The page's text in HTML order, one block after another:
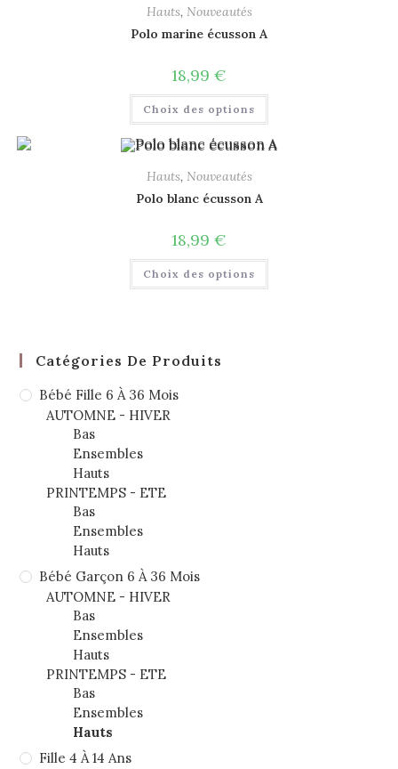
Hauts, Nouveautés
Polo marine écusson A
18,99 €
Choix des options
Hauts, Nouveautés
Polo blanc écusson A
18,99 €
Choix des options
Catégories De Produits
Bébé Fille 6 À 36 Mois
AUTOMNE - HIVER
Bas
Ensembles
Hauts
PRINTEMPS - ETE
Bas
Ensembles
Hauts
Bébé Garçon 6 À 36 Mois
AUTOMNE - HIVER
Bas
Ensembles
Hauts
PRINTEMPS - ETE
Bas
Ensembles
Hauts
Fille 4 À 14 Ans